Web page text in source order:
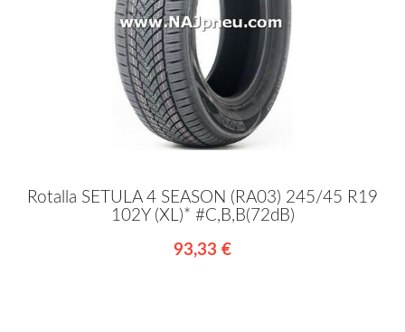
Rotalla SETULA 4 SEASON (RA03) 245/45 R19
102Y (XL)* #C,B,B(72dB)
93,33 €